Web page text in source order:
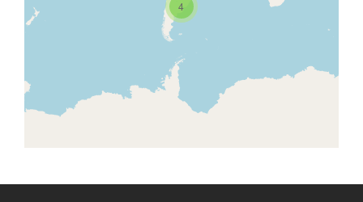
4